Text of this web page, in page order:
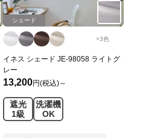
シェード
+3色
イネス シェード JE-98058 ライトグ
レー
13,200円(税込)～
遮光
1級
洗濯機
OK